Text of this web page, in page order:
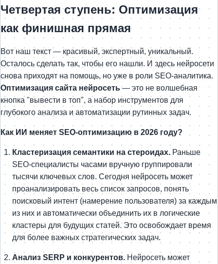
Четвертая ступень: Оптимизация
как финишная прямая
Вот наш текст — красивый, экспертный, уникальный.
Осталось сделать так, чтобы его нашли. И здесь нейросети
снова приходят на помощь, но уже в роли SEO-аналитика.
Оптимизация сайта нейросеть— это не волшебная
кнопка "вывести в топ", а набор инструментов для
глубокого анализа и автоматизации рутинных задач.
Как ИИ меняет SEO-оптимизацию в 2026 году?
Кластеризация семантики на стероидах. Раньше
SEO-специалисты часами вручную группировали
тысячи ключевых слов. Сегодня нейросеть может
проанализировать весь список запросов, понять
поисковый интент (намерение пользователя) за каждым
из них и автоматически объединить их в логические
кластеры для будущих статей. Это освобождает время
для более важных стратегических задач.
Анализ SERP и конкурентов. Нейросеть может